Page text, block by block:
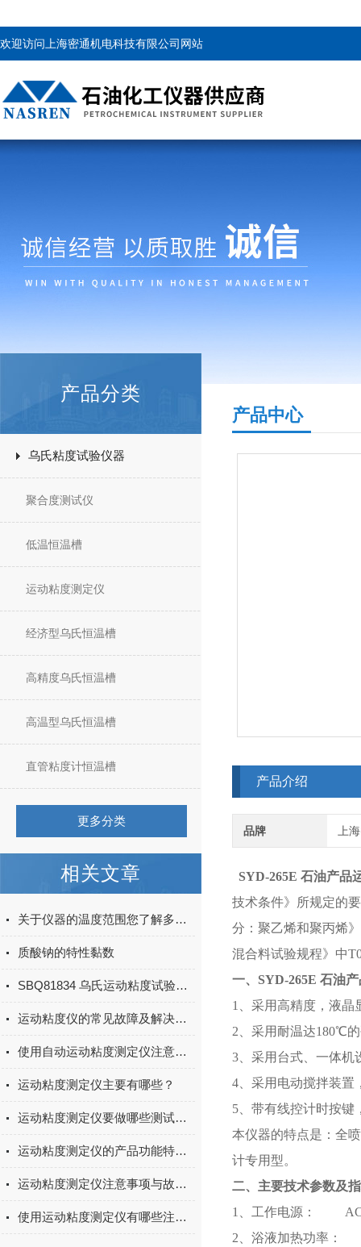
欢迎访问上海密通机电科技有限公司网站
产品分类
乌氏粘度试验仪器
聚合度测试仪
低温恒温槽
运动粘度测定仪
经济型乌氏恒温槽
高精度乌氏恒温槽
高温型乌氏恒温槽
直管粘度计恒温槽
更多分类
相关文章
关于仪器的温度范围您了解多少？
质酸钠的特性黏数
SBQ81834 乌氏运动粘度试验器使用方法及注意事项
运动粘度仪的常见故障及解决方法有哪些？
使用自动运动粘度测定仪注意事项
运动粘度测定仪主要有哪些？
运动粘度测定仪要做哪些测试准备？
运动粘度测定仪的产品功能特点概述
运动粘度测定仪注意事项与故障排除和解决方法
使用运动粘度测定仪有哪些注意事项
产品中心
产品介绍
品牌 上
SYD-265E 石油产品
技术条件》所规定的
分：聚乙烯和聚丙烯
混合料试验规程》中
一、 SYD-265E 石油
1、采用高精度，液
2、采用耐温达180℃
3、采用台式、一体机
4、采用电动搅拌装置
5、带有线控计时按键
本仪器的特点是：全
计专用型。
二、主要技术参数及
1、工作电源：
2、浴液加热功率：